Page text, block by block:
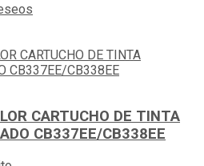
CARTUCHO DE TINTA
CB337EE/CB338EE